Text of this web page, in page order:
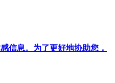
信息。为了更好地协助您，